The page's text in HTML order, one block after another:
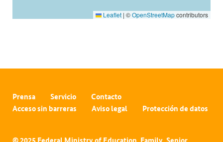
Leaflet | ©OpenStreetMapcontributors
Prensa Servicio
Contacto
Acceso sin barreras
Aviso legal Protección de datos